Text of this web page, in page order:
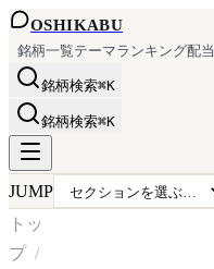
OSHIKABU
銘柄一覧テーマランキング配当
銘柄検索⌘K
銘柄検索⌘K
JUMP
トッ
プ